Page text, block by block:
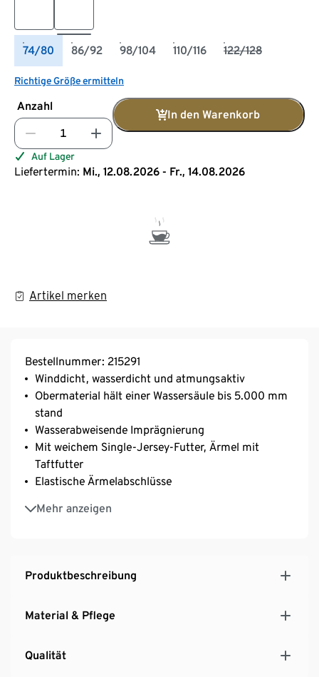
74/80 86/92 98/104 110/116 122/128
Richtige Größe ermitteln
Anzahl
In den Warenkorb
Auf Lager
Liefertermin: Mi., 12.08.2026 - Fr., 14.08.2026
Artikel merken
Bestellnummer: 215291
Winddicht, wasserdicht und atmungsaktiv
Obermaterial hält einer Wassersäule bis 5.000 mm
stand
Wasserabweisende Imprägnierung
Mit weichem Single-Jersey-Futter, Ärmel mit
Taftfutter
Elastische Ärmelabschlüsse
Mehr anzeigen
Versiegelte Nähte
Mit dekorativen Reflektor-Elementen
mit Druckknöpfen und Velcro
Beschreibbares Namenslabel
Produktbeschreibung
Material & Pflege
Qualität